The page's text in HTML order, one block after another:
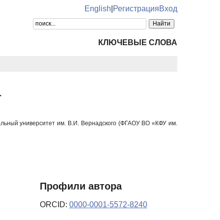
English РегистрацияВход
КЛЮЧЕВЫЕ СЛОВА
университет им. В.И. Вернадского (ФГАОУ ВО «КФУ им.
Профили автора
ORCID: 0000-0001-5572-8240